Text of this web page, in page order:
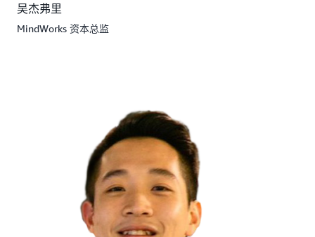
吴杰弗里
MindWorks 资本总监